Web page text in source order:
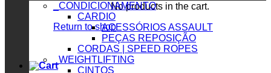
No products in the cart.
Return to shop
_CONDICIONAMENTO
CARDIO
ACESSÓRIOS ASSAULT
PEÇAS REPOSIÇÃO
CORDAS | SPEED ROPES
_WEIGHTLIFTING
CINTOS